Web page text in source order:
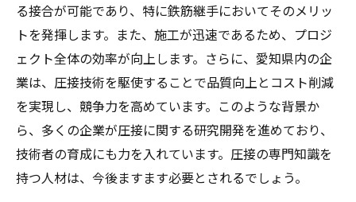
る接合が可能であり、特に鉄筋継手においてそのメリッ
トを発揮します。また、施工が迅速であるため、プロジ
ェクト全体の効率が向上します。さらに、愛知県内の企
業は、圧接技術を駆使することで品質向上とコスト削減
を実現し、競争力を高めています。このような背景か
ら、多くの企業が圧接に関する研究開発を進めており、
技術者の育成にも力を入れています。圧接の専門知識を
持つ人材は、今後ますます必要とされるでしょう。